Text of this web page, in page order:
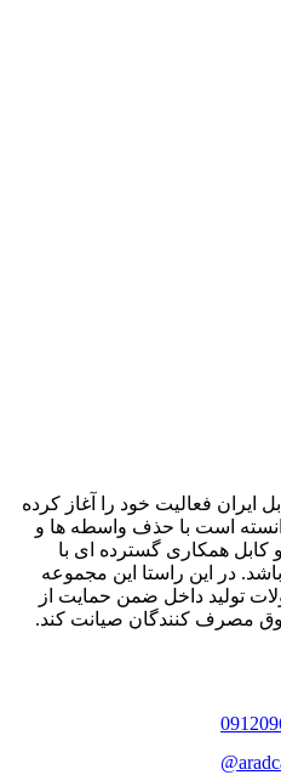
ایران فعالیت خود را آغاز کرده
توانسته است با حذف واسطه ها و
کابل همکاری گسترده ای با
در این راستا این مجموعه
تولید داخل ضمن حمایت از
مصرف کنندگان صیانت کند.